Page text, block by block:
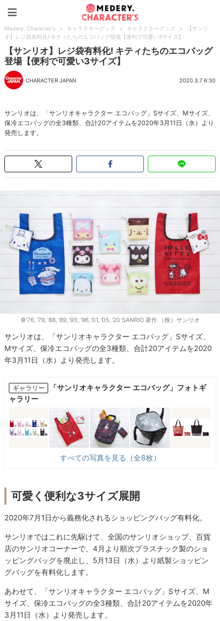
Medery. Character's > キャラクターグッズ > キャラクターグッズ >
【サンリ
オ】レジ袋有料化! キティたちのエコバッグ登場【便利で可愛い3サイズ】
【サンリオ】レジ袋有料化! キティたちのエコバッグ
登場【便利で可愛い3サイズ】
CHARACTER JAPAN 2020.3.7 6:30
サンリオは、「サンリオキャラクター エコバッグ」Sサイズ、Mサイズ、
保冷エコバッグの全3種類、合計20アイテムを2020年3月11日（水）より
発売します。
©︎’76, ’79, ’88, ’89, ’93, ’96, ’01, ’05, ’20 SANRIO 著作 （株）サンリオ
サンリオは、「サンリオキャラクター エコバッグ」Sサイズ、
Mサイズ、保冷エコバッグの全3種類、合計20アイテムを2020
年3月11日（水）より発売します。
ギャラリー
「サンリオキャラクター エコバッグ」フォトギ
ャラリー
すべての写真を見る（全8枚）
可愛く便利な3サイズ展開
2020年7月1日から義務化されるショッピングバッグ有料化。
サンリオではこれに先駆けて、全国のサンリオショップ、百貨
店のサンリオコーナーで、4月より順次プラスチック製のショ
ッピングバッグを廃止し、5月13日（水）より紙製ショッピン
グバッグを有料化します。
あわせて、「サンリオキャラクター エコバッグ」Sサイズ、M
サイズ、保冷エコバッグの全3種類、合計20アイテムを2020年
3月11日（水）より発売します。